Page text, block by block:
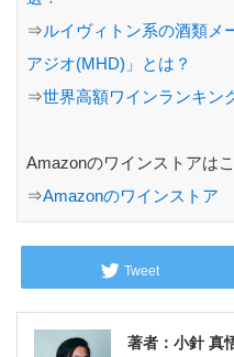
⇒ルイヴィトン系の酒類メ
アジオ(MHD)」とは？
⇒世界高額ワインランキン
Amazonのワインストアはこ
⇒Amazonのワインストア
Tweet
著者：小針 真